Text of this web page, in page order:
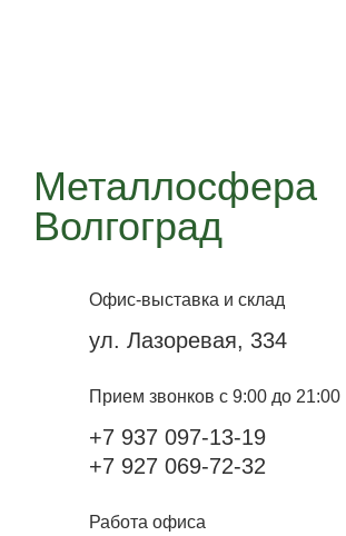
Металлосфера
Волгоград
Офис-выставка и склад
ул. Лазоревая, 334
Прием звонков с 9:00 до 21:00
+7 937 097-13-19
+7 927 069-72-32
Работа офиса